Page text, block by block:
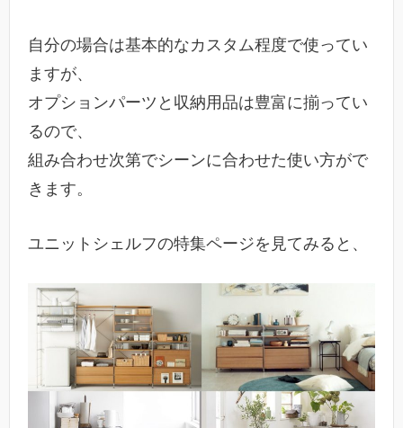
自分の場合は基本的なカスタム程度で使ってい
ますが、
オプションパーツと収納用品は豊富に揃ってい
るので、
組み合わせ次第でシーンに合わせた使い方がで
きます。
ユニットシェルフの特集ページを見てみると、